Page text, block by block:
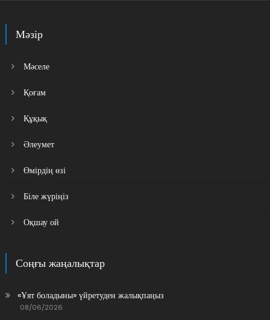
Мәзір
Мәселе
Қоғам
Құқық
Әлеумет
Өмірдің өзі
Біле жүріңіз
Оқшау ой
Соңғы жаңалықтар
«Ұят боладыны» үйретуден жалықпаңыз
08/06/2026